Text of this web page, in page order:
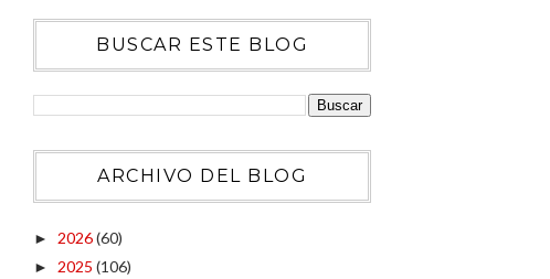
BUSCAR ESTE BLOG
ARCHIVO DEL BLOG
► 2026(60)
► 2025 (106)